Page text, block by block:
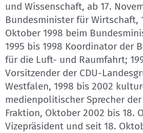
und Wissenschaft, ab 17.
Bundesminister für Wirtschaft,
Oktober 1998 beim
1995 bis 1998 Koordinator der
für die Luft- und Raumfahrt;
Vorsitzender der CDU-
Westfalen, 1998 bis 2002
medienpolitischer Sprecher der
Fraktion, Oktober 2002 bis 18.
Vizepräsident und seit 18.